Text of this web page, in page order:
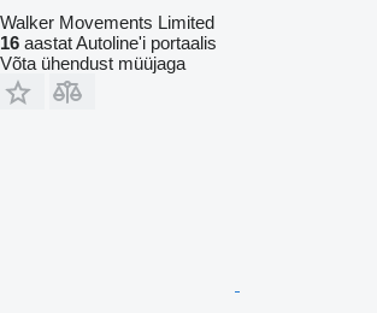
Walker Movements Limited
16 aastat Autoline'i portaalis
Võta ühendust müüjaga